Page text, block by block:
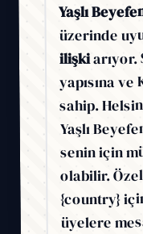
Yaşlı
üzerinde
ilişkiarıyor.
yapısına
sahip.
Yaşlı
senin için
olabilir.
{country}
üyelere